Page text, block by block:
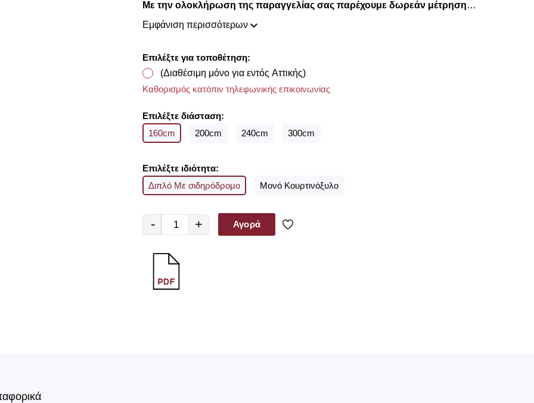
Με την ολοκλήρωση της παραγγελίας σας παρέχουμε δωρεάν μέτρηση
διαθέτουμε από οίκους του εξωτερικού σε προσιτές τιμές!!
Εμφάνιση περισσότερων
Επιλέξτε για τοποθέτηση:
(Διαθέσιμη μόνο για εντός Αττικής)
Καθορισμός κατόπιν τηλεφωνικής επικοινωνίας
Επιλέξτε διάσταση:
160cm
200cm 240cm 300cm
Επιλέξτε ιδιότητα:
Διπλό Με σιδηρόδρομο
Μονό Κουρτινόξυλο
- + Αγορά